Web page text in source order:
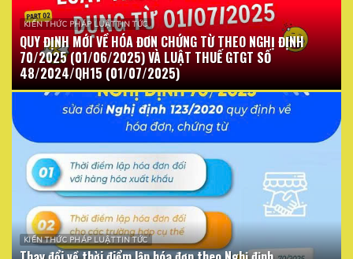
KIẾN THỨC PHÁP LUẬT TIN TỨC
QUY ĐỊNH MỚI VỀ HÓA ĐƠN CHỨNG TỪ THEO NGHỊ ĐỊNH
70/2025 (01/06/2025) VÀ LUẬT THUẾ GTGT SỐ
48/2024/QH15 (01/07/2025)
KIẾN THỨC PHÁP LUẬT TIN TỨC